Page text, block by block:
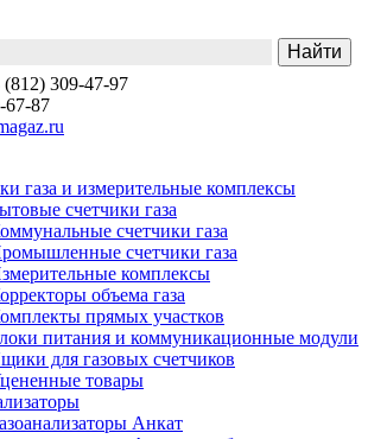
(812) 309-47-97
67-87
газа и измерительные комплексы
счетчики газа
счетчики газа
счетчики газа
комплексы
объема газа
прямых участков
питания и коммуникационные модули
для газовых счетчиков
товары
Анкат